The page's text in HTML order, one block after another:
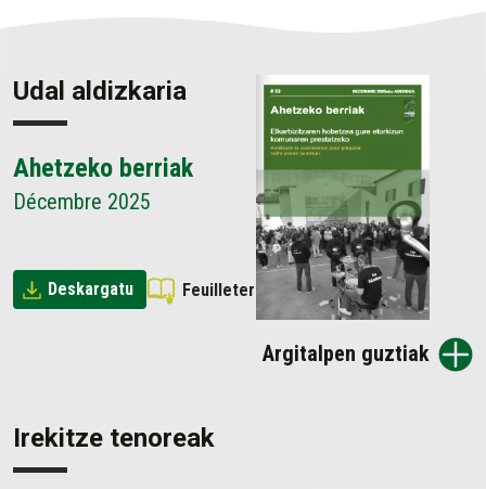
Udal aldizkaria
Ahetzeko berriak
Décembre 2025
Deskargatu Feuilleter
Argitalpen guztiak
Irekitze tenoreak